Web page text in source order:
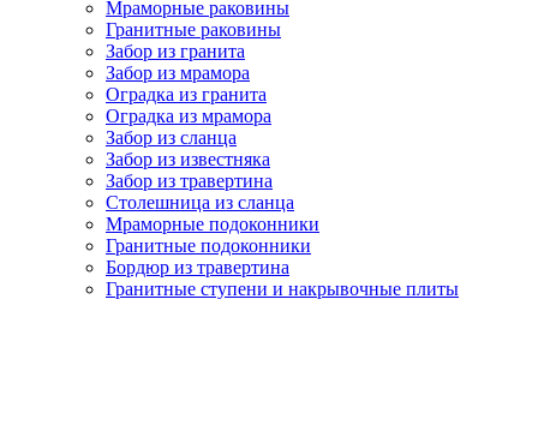
Мраморные раковины
Гранитные раковины
Забор из гранита
Забор из мрамора
Оградка из гранита
Оградка из мрамора
Забор из сланца
Забор из известняка
Забор из травертина
Столешница из сланца
Мраморные подоконники
Гранитные подоконники
Бордюр из травертина
Гранитные ступени и накрывочные плиты